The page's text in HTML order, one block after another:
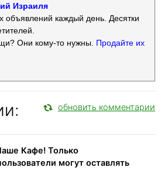
Израиля
объявлений каждый день. Десятки
Они кому-то нужны. Продайте их
обновить комментарии
Кафе! Только
могут оставлять